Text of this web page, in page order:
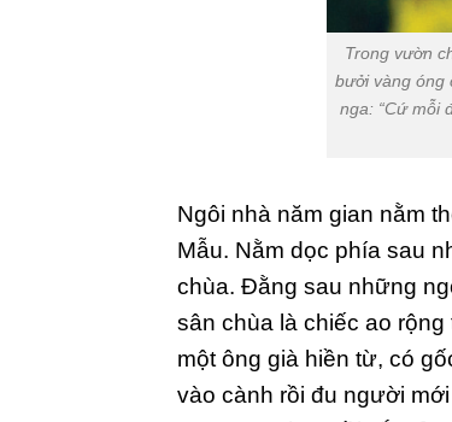
Trong vườn
bưởi vàng óng
nga: “Cứ mỗi
Ngôi nhà năm gian nằm
Mẫu. Nằm dọc phía sau
chùa. Đằng sau những
sân chùa là chiếc ao
một ông già hiền từ, có
vào cành rồi đu người